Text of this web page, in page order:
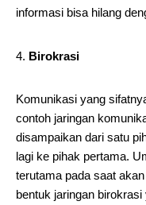
informasi bisa hilang
Birokrasi
Komunikasi yang
contoh jaringan
disampaikan dari satu
lagi ke pihak pertama.
terutama pada saat
bentuk jaringan